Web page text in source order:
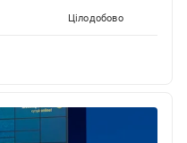
Цілодобово